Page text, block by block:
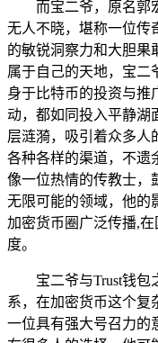
而宝二爷，原名郭
无人不晓，堪称一位传
的敏锐洞察力和大胆果
属于自己的天地，宝二
身于比特币的投资与推
动，都如同投入平静湖
层涟漪，吸引着众多人
各种各样的渠道，不遗
像一位热情的传教士，
无限可能的领域，他的
加密货币圈广泛传播,
度。
宝二爷与Trust钱
系，在加密货币这个复
一位具有强大号召力的